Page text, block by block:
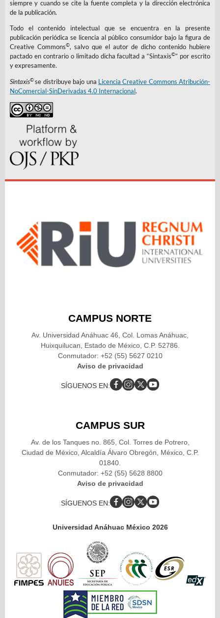
siempre y cuando se cite la fuente completa y la dirección electrónica
de la publicación.
Todo el contenido intelectual que se encuentra en la presente
publicación periódica se licencia al público consumidor bajo la figura de
Creative Commons©, salvo que el autor de dicho contenido hubiere
pactado en contrario o limitado dicha facultad a “Sintaxis©” por escrito
y expresamente.
Sintaxis©se distribuye bajo una Licencia Creative Commons Atribución-
NoComercial-SinDerivadas 4.0 Internacional.
CAMPUS NORTE
Av. Universidad Anáhuac 46, Col. Lomas Anáhuac,
Huixquilucan, Estado de México, C.P. 52786.
Conmutador: +52 (55) 5627 0210
Aviso de privacidad
SÍGUENOS EN:
CAMPUS SUR
Av. de los Tanques no. 865, Col. Torres de Potrero,
Ciudad de México, Alcaldía Álvaro Obregón, México, C.P.
01840.
Conmutador: +52 (55) 5628 8800
Aviso de privacidad
SÍGUENOS EN:
Universidad Anáhuac México 2026